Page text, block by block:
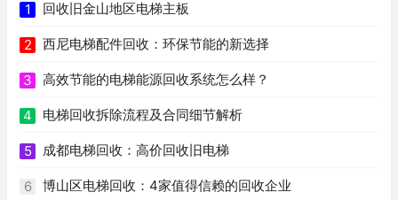
1 回收旧金山地区电梯主板
2 西尼电梯配件回收：环保节能的新选择
3 高效节能的电梯能源回收系统怎么样？
4 电梯回收拆除流程及合同细节解析
5 成都电梯回收：高价回收旧电梯
6 博山区电梯回收：4家值得信赖的回收企业